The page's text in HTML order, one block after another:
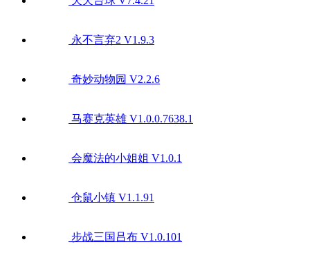
永不言弃2 V1.9.3
奇妙动物园 V2.2.6
马赛克英雄 V1.0.0.7638.1
会魔法的小姐姐 V1.0.1
仓鼠小镇 V1.1.91
步战三国吕布 V1.0.101